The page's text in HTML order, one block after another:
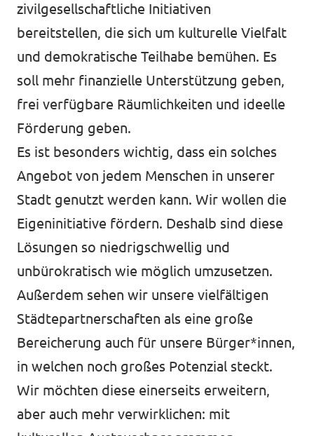
zivilgesellschaftliche Initiativen
bereitstellen, die sich um kulturelle Vielfalt
und demokratische Teilhabe bemühen. Es
soll mehr finanzielle Unterstützung geben,
frei verfügbare Räumlichkeiten und ideelle
Förderung geben.
Es ist besonders wichtig, dass ein solches
Angebot von jedem Menschen in unserer
Stadt genutzt werden kann. Wir wollen die
Eigeninitiative fördern. Deshalb sind diese
Lösungen so niedrigschwellig und
unbürokratisch wie möglich umzusetzen.
Außerdem sehen wir unsere vielfältigen
Städtepartnerschaften als eine große
Bereicherung auch für unsere Bürger*innen,
in welchen noch großes Potenzial steckt.
Wir möchten diese einerseits erweitern,
aber auch mehr verwirklichen: mit